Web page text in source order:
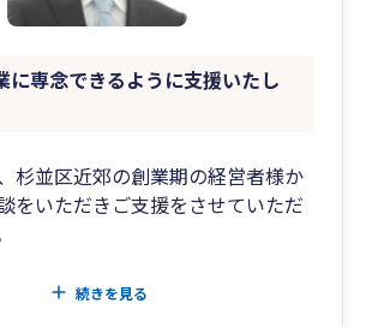
に専念できるように支援いたし
杉並区近郊の創業期の経営者様か
をいただきご支援をさせていただ
グは、やるべきことも多く、今後
続きを見る